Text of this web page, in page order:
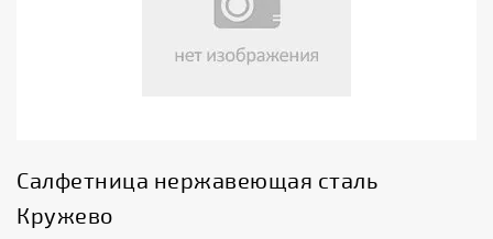
Салфетница нержавеющая сталь
Кружево